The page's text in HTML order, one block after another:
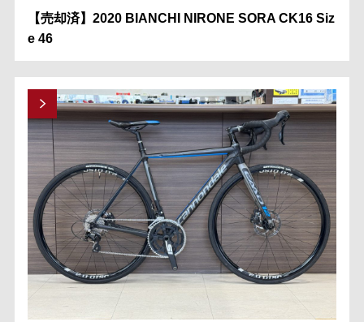
【売却済】2020 BIANCHI NIRONE SORA CK16 Siz
e 46